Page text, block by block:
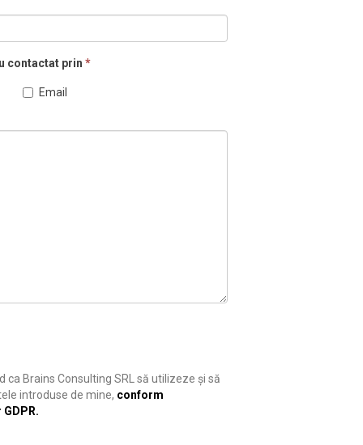
contactat prin *
Email
ca Brains Consulting SRL să utilizeze și să
introduse de mine, conform